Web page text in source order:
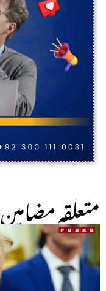
:متعلقہ مضامین